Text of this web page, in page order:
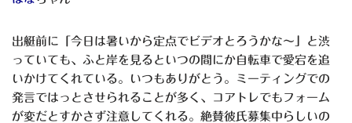
出艇前に「今日は暑いから定点でビデオとろうかな～」と渋
っていても、ふと岸を見るといつの間にか自転車で愛宕を追
いかけてくれている。いつもありがとう。ミーティングでの
発言ではっとさせられることが多く、コアトレでもフォーム
が変だとすかさず注意してくれる。絶賛彼氏募集中らしいの